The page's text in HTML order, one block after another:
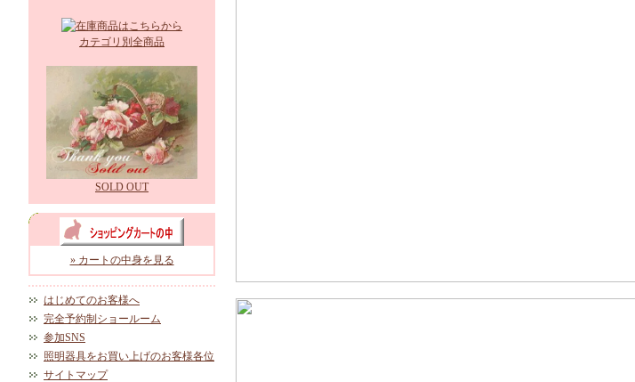
カテゴリ別全商品
SOLD OUT
» カートの中身を見る
はじめてのお客様へ
完全予約制ショールーム
参加SNS
照明器具をお買い上げのお客様各位
サイトマップ